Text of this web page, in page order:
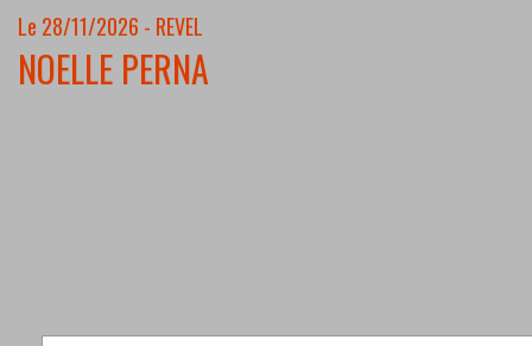
Le 28/11/2026 - REVEL
NOELLE PERNA